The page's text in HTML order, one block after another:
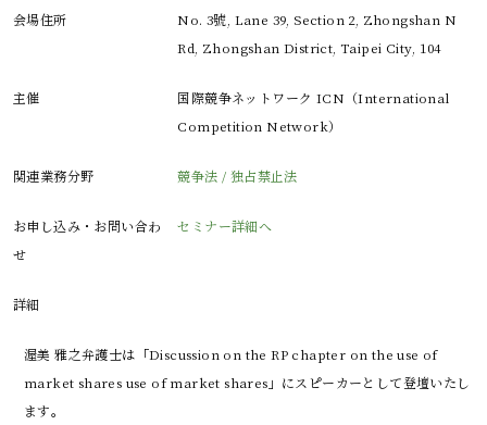
会場住所
No. 3號, Lane 39, Section 2, Zhongshan N
Rd, Zhongshan District, Taipei City, 104
主催
国際競争ネットワーク ICN（International
Competition Network）
関連業務分野 競争法 / 独占禁止法
お申し込み・お問い合わ
せ
セミナー詳細へ
詳細
渥美 雅之弁護士は「Discussion on the RP chapter on the use of
market shares use of market shares」にスピーカーとして登壇いたし